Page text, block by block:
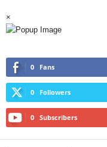
×
0 Fans
0 Followers
0 Subscribers